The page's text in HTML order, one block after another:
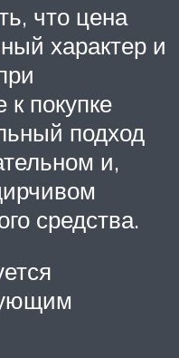
что цена
характер и
покупке
подход
и,
средства.